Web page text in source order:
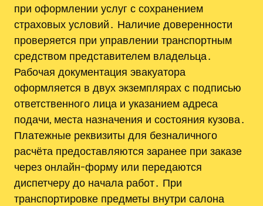
при оформлении услуг с сохранением
страховых условий․ Наличие доверенности
проверяется при управлении транспортным
средством представителем владельца․
Рабочая документация эвакуатора
оформляется в двух экземплярах с подписью
ответственного лица и указанием адреса
подачи, места назначения и состояния кузова․
Платежные реквизиты для безналичного
расчёта предоставляются заранее при заказе
через онлайн-форму или передаются
диспетчеру до начала работ․ При
транспортировке предметы внутри салона